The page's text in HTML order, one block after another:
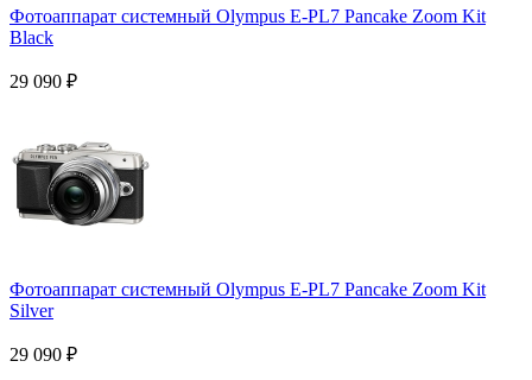
Фотоаппарат системный Olympus E-PL7 Pancake Zoom Kit
Black
29 090 ₽
Фотоаппарат системный Olympus E-PL7 Pancake Zoom Kit
Silver
29 090 ₽